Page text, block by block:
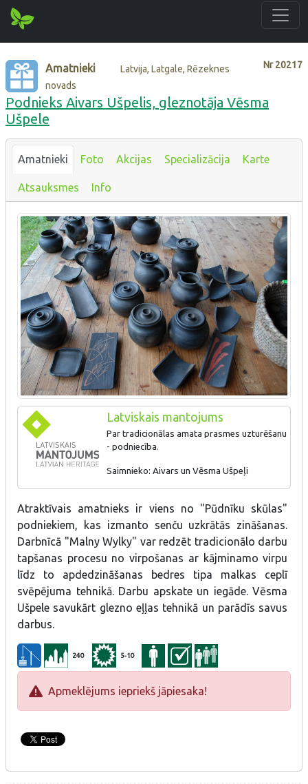
Nr20217
Amatnieki
Latvija, Latgale, Rēzeknes
novads
Podnieks Aivars Ušpelis, gleznotāja Vēsma
Ušpele
Amatnieki Foto Akcijas Specializācija Karte
Atsauksmes Info
Latviskais mantojums
Par tradicionālas amata prasmes uzturēšanu
- podniecība.
Saimnieko: Aivars un Vēsma Ušpeļi
keramiķiem un savā darbā izmanto senču uzkrātās zināšanas.
Darbnīcā apmeklētāji var redzēt keramikas veidošanu no
virpošanas līdz to apdedzināšanai malkas ceplī. Mākslinieka
darbu ekspozīcijas apskate, darbu iegāde. Iespēja iegādāties
darbus un darboties pašiem. Apskatāma arī tuvākā apkārtnē
savākto seno gludekļu un lauku sētas saimniecības priekšmetu
kolekcija. Vēsma glezno eļļas tehnikā un parādīs savus darbus.
Atraktīvais amatnieks ir viens no "Pūdnīku skūlas"
podniekiem, kas izmanto senču uzkrātās zināšanas.
Darbnīcā "Malny Wylky" var redzēt tradicionālo darbu
tapšanas procesu no virpošanas ar kājminamo virpu
līdz to apdedzināšanas bedres tipa malkas ceplī
svēpējuma tehnikā. Darbu apskate un iegāde. Vēsma
Ušpele savukārt glezno eļļas tehnikā un parādīs savus
darbus.
240 5-10
Apmeklējums iepriekš jāpiesaka!